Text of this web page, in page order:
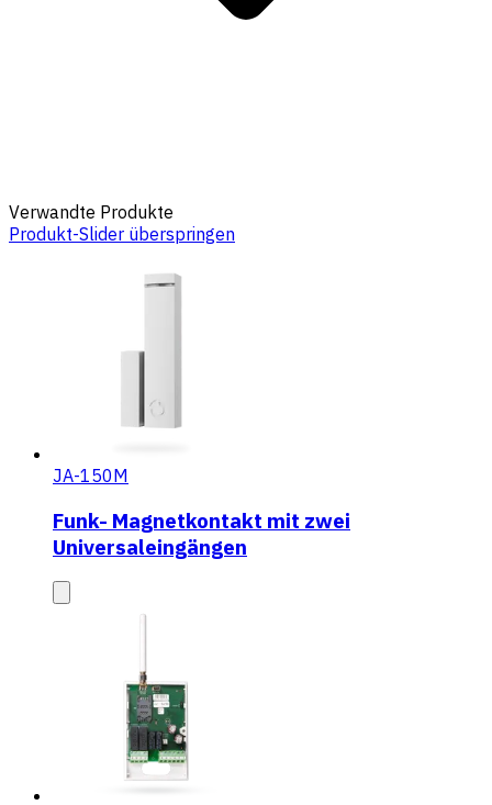
Verwandte Produkte
Produkt-Slider überspringen
JA-150M
Funk- Magnetkontakt mit zwei
Universaleingängen